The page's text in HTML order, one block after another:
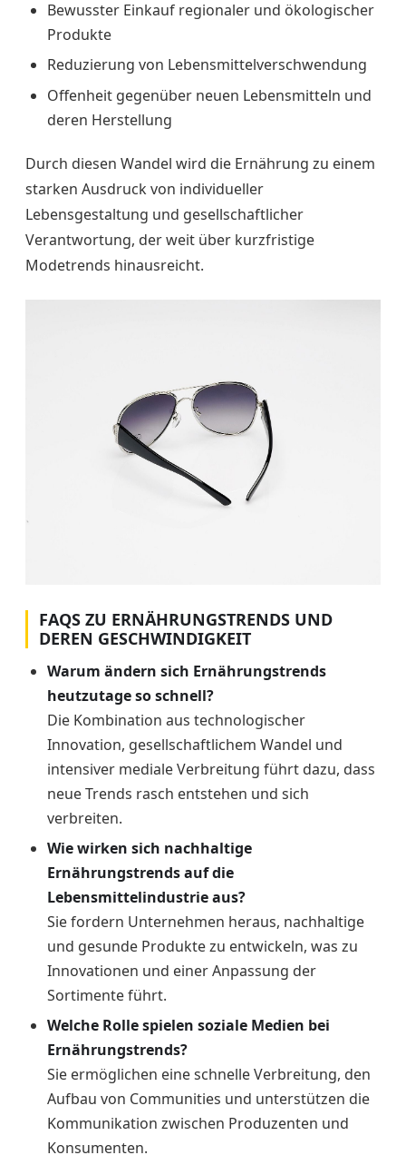
Bewusster Einkauf regionaler und ökologischer
Produkte
Reduzierung von Lebensmittelverschwendung
Offenheit gegenüber neuen Lebensmitteln und
deren Herstellung
Durch diesen Wandel wird die Ernährung zu einem
starken Ausdruck von individueller
Lebensgestaltung und gesellschaftlicher
Verantwortung, der weit über kurzfristige
Modetrends hinausreicht.
FAQS ZU ERNÄHRUNGSTRENDS UND
DEREN GESCHWINDIGKEIT
Warum ändern sich Ernährungstrends
heutzutage so schnell?
Die Kombination aus technologischer
Innovation, gesellschaftlichem Wandel und
intensiver mediale Verbreitung führt dazu, dass
neue Trends rasch entstehen und sich
verbreiten.
Wie wirken sich nachhaltige
Ernährungstrends auf die
Lebensmittelindustrie aus?
Sie fordern Unternehmen heraus, nachhaltige
und gesunde Produkte zu entwickeln, was zu
Innovationen und einer Anpassung der
Sortimente führt.
Welche Rolle spielen soziale Medien bei
Ernährungstrends?
Sie ermöglichen eine schnelle Verbreitung, den
Aufbau von Communities und unterstützen die
Kommunikation zwischen Produzenten und
Konsumenten.